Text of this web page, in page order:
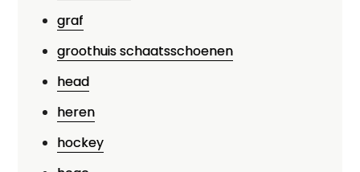
graf
groothuis schaatsschoenen
head
heren
hockey